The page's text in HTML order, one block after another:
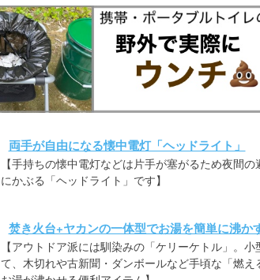
両手が自由になる懐中電灯「ヘッドライト」
【手持ちの懐中電灯などは片手が塞がるため夜間
にかぶる「ヘッドライト」です】
焚き火台+ヤカンの一体型でお湯を簡単に沸か
【アウトドア派には馴染みの「ケリーケトル」。
て、木切れや古新聞・ダンボールなど手頃な「燃